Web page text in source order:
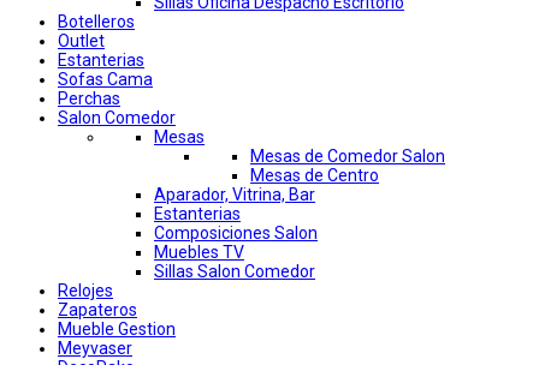
Botelleros
Outlet
Estanterias
Sofas Cama
Perchas
Salon Comedor
Mesas
Mesas de Comedor Salon
Mesas de Centro
Aparador, Vitrina, Bar
Estanterias
Composiciones Salon
Muebles TV
Sillas Salon Comedor
Relojes
Zapateros
Mueble Gestion
Meyvaser